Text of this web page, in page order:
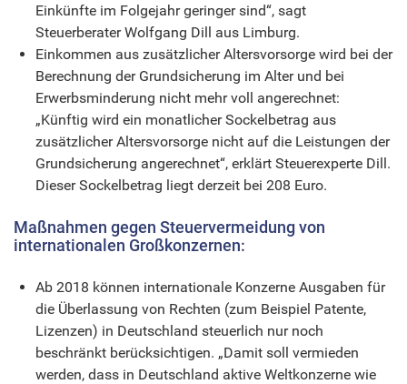
Einkünfte im Folgejahr geringer sind“, sagt
Steuerberater Wolfgang Dill aus Limburg.
Einkommen aus zusätzlicher Altersvorsorge wird bei der
Berechnung der Grundsicherung im Alter und bei
Erwerbsminderung nicht mehr voll angerechnet:
„Künftig wird ein monatlicher Sockelbetrag aus
zusätzlicher Altersvorsorge nicht auf die Leistungen der
Grundsicherung angerechnet“, erklärt Steuerexperte Dill.
Dieser Sockelbetrag liegt derzeit bei 208 Euro.
Maßnahmen gegen Steuervermeidung von
internationalen Großkonzernen:
Ab 2018 können internationale Konzerne Ausgaben für
die Überlassung von Rechten (zum Beispiel Patente,
Lizenzen) in Deutschland steuerlich nur noch
beschränkt berücksichtigen. „Damit soll vermieden
werden, dass in Deutschland aktive Weltkonzerne wie